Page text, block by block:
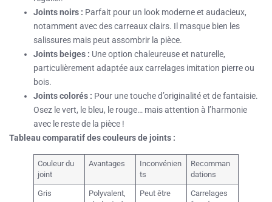
Joints noirs : Parfait pour un look moderne et audacieux,
notamment avec des carreaux clairs. Il masque bien les
salissures mais peut assombrir la pièce.
Joints beiges : Une option chaleureuse et naturelle,
particulièrement adaptée aux carrelages imitation pierre ou
bois.
Joints colorés : Pour une touche d’originalité et de fantaisie.
Osez le vert, le bleu, le rouge… mais attention à l’harmonie
avec le reste de la pièce !
Tableau comparatif des couleurs de joints :
Couleur du
joint
Avantages
Inconvénien
ts
Recomman
dations
Gris
Polyvalent,
Peut être
Carrelages